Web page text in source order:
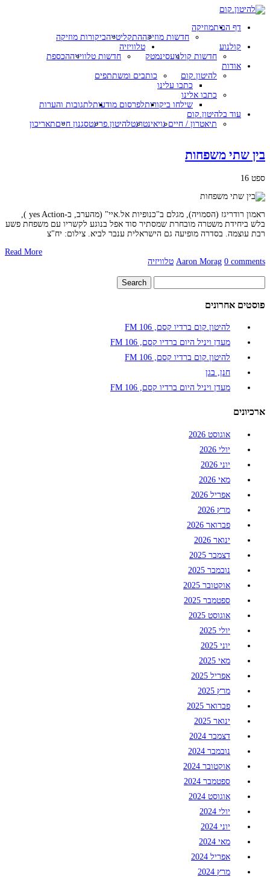
דף הביתמוזיקה
חדשות מוזיקההתקליטייהביקורות מוזיקה
קולנוע
חדשות קולנועסינמטק
טלוויזיה
חדשות טלוויזיההכספת
אודות
להיטון.קום
כתבו עלינו
כותבים ומשתתפים
כתבו אלינו
שילחו ביקורותלפרסום מודעותלתגובות והערות
עוד בלהיטון.קום
תיאטרון / חיים נויאינטרנטלהיטון.פרינטסגנון חייםתאריכון
בין שתי משפחות
ספט 16
ראמון רודריגז (הסמויה), מגלם ב"כנופיות אל.איי" (מהערב, ב-yes Action ),
בלש ביחידת משטרה מובחרת שמסתיר סוד אפל בנוגע לקשריו עם משפחת פשע
רבת עוצמה. בסדרה מופיעה גם הישראלית ענבר לביא. צילום: יח"צ
Read More
Aaron Morag 0 comments טלוויזיה
פוסטים אחרונים
להיטון.קום ברדיו קסם, 106 FM
מעדן ויניל היום ברדיו קסם, 106 FM
להיטון.קום ברדיו קסם, 106 FM
חנן, בגן
מעדן ויניל היום ברדיו קסם, 106 FM
ארכיונים
אוגוסט 2026
יולי 2026
יוני 2026
מאי 2026
אפריל 2026
מרץ 2026
פברואר 2026
ינואר 2026
דצמבר 2025
נובמבר 2025
אוקטובר 2025
ספטמבר 2025
אוגוסט 2025
יולי 2025
יוני 2025
מאי 2025
אפריל 2025
מרץ 2025
פברואר 2025
ינואר 2025
דצמבר 2024
נובמבר 2024
אוקטובר 2024
ספטמבר 2024
אוגוסט 2024
יולי 2024
יוני 2024
מאי 2024
אפריל 2024
מרץ 2024